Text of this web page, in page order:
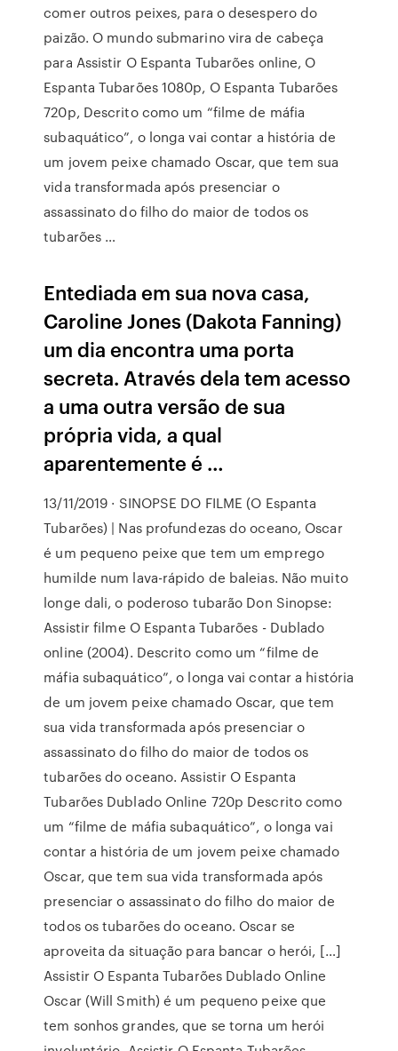
comer outros peixes, para o desespero do
paizão. O mundo submarino vira de cabeça
para Assistir O Espanta Tubarões online, O
Espanta Tubarões 1080p, O Espanta Tubarões
720p, Descrito como um “filme de máfia
subaquático”, o longa vai contar a história de
um jovem peixe chamado Oscar, que tem sua
vida transformada após presenciar o
assassinato do filho do maior de todos os
tubarões …
Entediada em sua nova casa,
Caroline Jones (Dakota Fanning)
um dia encontra uma porta
secreta. Através dela tem acesso
a uma outra versão de sua
própria vida, a qual
aparentemente é …
13/11/2019 · SINOPSE DO FILME (O Espanta
Tubarões) | Nas profundezas do oceano, Oscar
é um pequeno peixe que tem um emprego
humilde num lava-rápido de baleias. Não muito
longe dali, o poderoso tubarão Don Sinopse:
Assistir filme O Espanta Tubarões - Dublado
online (2004). Descrito como um “filme de
máfia subaquático”, o longa vai contar a história
de um jovem peixe chamado Oscar, que tem
sua vida transformada após presenciar o
assassinato do filho do maior de todos os
tubarões do oceano. Assistir O Espanta
Tubarões Dublado Online 720p Descrito como
um “filme de máfia subaquático”, o longa vai
contar a história de um jovem peixe chamado
Oscar, que tem sua vida transformada após
presenciar o assassinato do filho do maior de
todos os tubarões do oceano. Oscar se
aproveita da situação para bancar o herói, […]
Assistir O Espanta Tubarões Dublado Online
Oscar (Will Smith) é um pequeno peixe que
tem sonhos grandes, que se torna um herói